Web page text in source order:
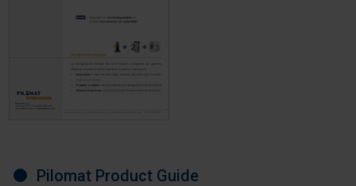
Pilomat Product Guide